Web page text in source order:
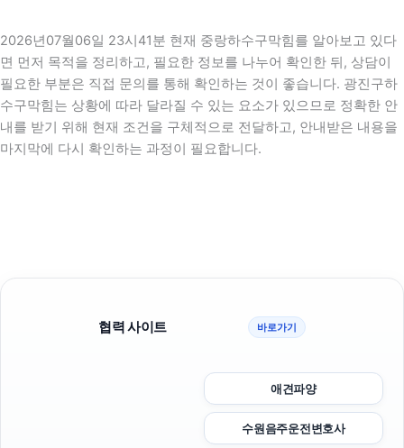
2026년07월06일 23시41분 현재 중랑하수구막힘를 알아보고 있다
면 먼저 목적을 정리하고, 필요한 정보를 나누어 확인한 뒤, 상담이
필요한 부분은 직접 문의를 통해 확인하는 것이 좋습니다. 광진구하
수구막힘는 상황에 따라 달라질 수 있는 요소가 있으므로 정확한 안
내를 받기 위해 현재 조건을 구체적으로 전달하고, 안내받은 내용을
마지막에 다시 확인하는 과정이 필요합니다.
협력 사이트 바로가기
애견파양
수원음주운전변호사